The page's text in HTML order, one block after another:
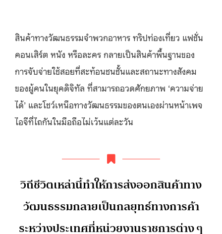
สินค้าทางวัฒนธรรมจำพวกอาหาร ทริปท่องเที่ยว แฟชั่น
คอนเสิร์ต หนัง หรือละคร กลายเป็นสินค้าพื้นฐานของ
การจับจ่ายใช้สอยที่สะท้อนชนชั้นและสถานะทางสังคม
ของผู้คนในยุคดิจิทัล ที่สามารถอวดศักยภาพ ‘ความจ่าย
ได้’ และโชว์เหนือทางวัฒนธรรมของตนเองผ่านหน้าเพจ
ไอจีที่ไถกันในมือถือไม่เว้นแต่ละวัน
วิถีชีวิตเหล่านี้ทำให้การส่งออกสินค้าทาง
วัฒนธรรมกลายเป็นกลยุทธ์ทางการค้า
ระหว่างประเทศที่หน่วยงานราชการต่าง ๆ